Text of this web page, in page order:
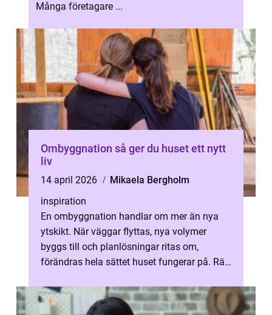
Många företagare ...
Ombyggnation så ger du huset ett nytt
liv
14 april 2026
Mikaela Bergholm
inspiration
En ombyggnation handlar om mer än nya
ytskikt. När väggar flyttas, nya volymer
byggs till och planlösningar ritas om,
förändras hela sättet huset fungerar på. Rätt